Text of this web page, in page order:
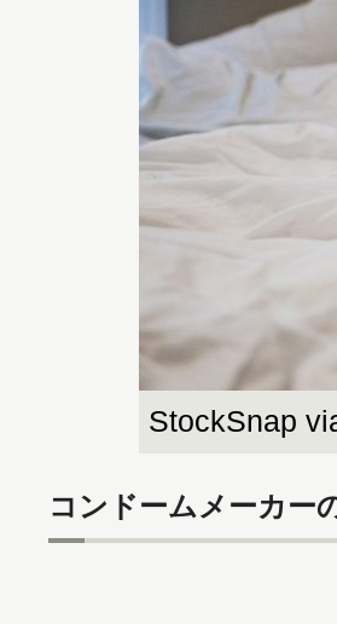
StockSnap
コンドームメーカー